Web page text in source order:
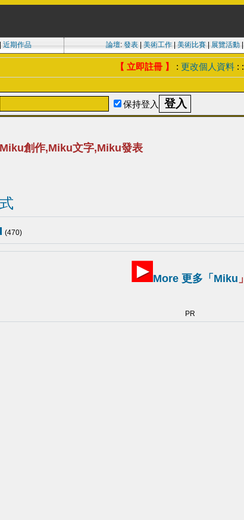
近期作品 論壇: 發表| 美術工作| 美術比賽| 展覽活動|
【 立即註冊 】 : 更改個人資料 : :
保持登入
創作,Miku文字,Miku發表
(470)
More 更多「 Miku 」
PR